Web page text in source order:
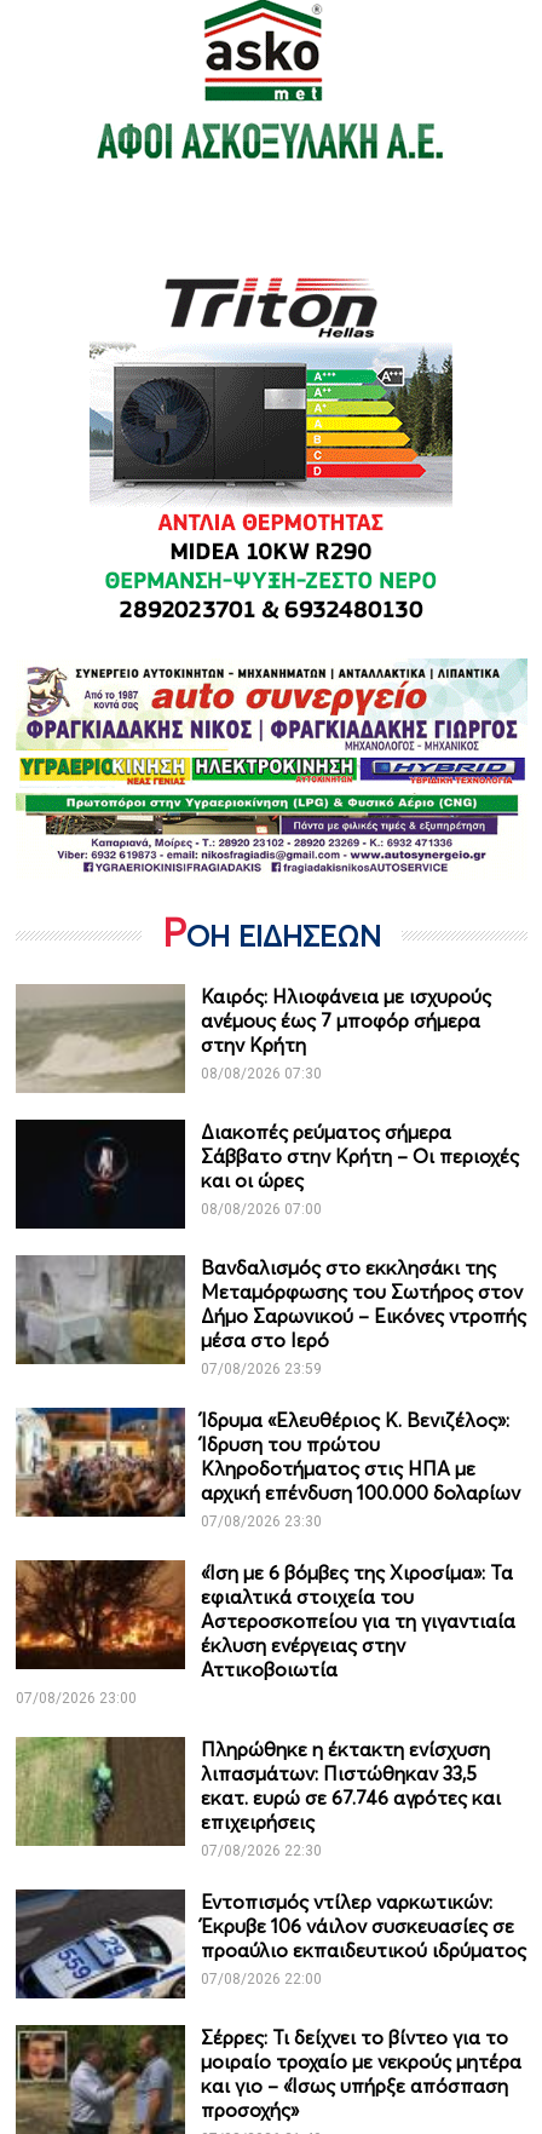
ΡΟΗ ΕΙΔΗΣΕΩΝ
Καιρός: Ηλιοφάνεια με ισχυρούς
ανέμους έως 7 μποφόρ σήμερα
στην Κρήτη
08/08/2026 07:30
Διακοπές ρεύματος σήμερα
Σάββατο στην Κρήτη – Οι περιοχές
και οι ώρες
08/08/2026 07:00
Βανδαλισμός στο εκκλησάκι της
Μεταμόρφωσης του Σωτήρος στον
Δήμο Σαρωνικού – Εικόνες ντροπής
μέσα στο Ιερό
07/08/2026 23:59
Ίδρυμα «Ελευθέριος Κ. Βενιζέλος»:
Ίδρυση του πρώτου
Κληροδοτήματος στις ΗΠΑ με
αρχική επένδυση 100.000 δολαρίων
07/08/2026 23:30
«Ίση με 6 βόμβες της Χιροσίμα»: Τα
εφιαλτικά στοιχεία του
Αστεροσκοπείου για τη γιγαντιαία
έκλυση ενέργειας στην
Αττικοβοιωτία
07/08/2026 23:00
Πληρώθηκε η έκτακτη ενίσχυση
λιπασμάτων: Πιστώθηκαν 33,5
εκατ. ευρώ σε 67.746 αγρότες και
επιχειρήσεις
07/08/2026 22:30
Εντοπισμός ντίλερ ναρκωτικών:
Έκρυβε 106 νάιλον συσκευασίες σε
προαύλιο εκπαιδευτικού ιδρύματος
07/08/2026 22:00
Σέρρες: Τι δείχνει το βίντεο για το
μοιραίο τροχαίο με νεκρούς μητέρα
και γιο – «Ίσως υπήρξε απόσπαση
προσοχής»